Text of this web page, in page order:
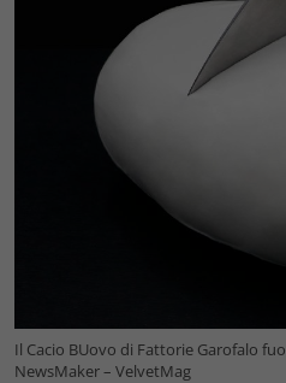
Il Cacio BUovo di Fattorie Garofalo
NewsMaker – VelvetMag